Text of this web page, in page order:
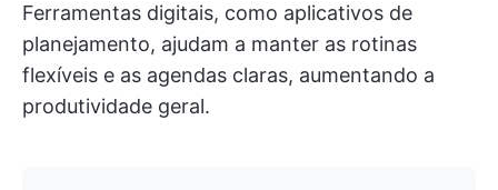
Ferramentas digitais, como aplicativos de
planejamento, ajudam a manter as rotinas
flexíveis e as agendas claras, aumentando a
produtividade geral.